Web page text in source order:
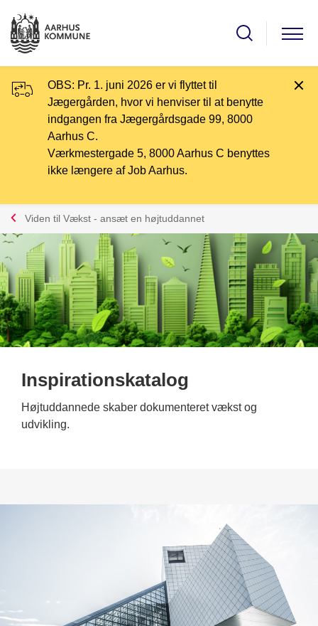
OBS: Pr. 1. juni 2026 er vi flyttet til
Jægergården, hvor vi henviser til at benytte
indgangen fra Jægergårdsgade 99, 8000
Aarhus C.
Værkmestergade 5, 8000 Aarhus C benyttes
ikke længere af Job Aarhus.
Viden til Vækst - ansæt en højtuddannet
Inspirationskatalog
Højtuddannede skaber dokumenteret vækst og
udvikling.